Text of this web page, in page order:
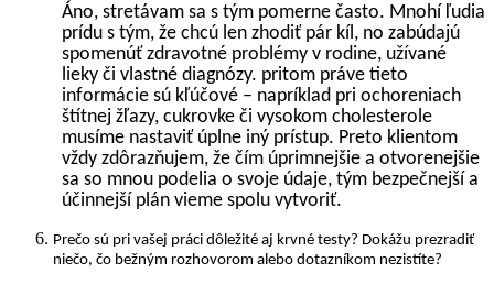
Áno, stretávam sa s tým pomerne často. Mnohí ľudia
prídu s tým, že chcú len zhodiť pár kíl, no zabúdajú
spomenúť zdravotné problémy v rodine, užívané
lieky či vlastné diagnózy. pritom práve tieto
informácie sú kľúčové – napríklad pri ochoreniach
štítnej žľazy, cukrovke či vysokom cholesterole
musíme nastaviť úplne iný prístup. Preto klientom
vždy zdôrazňujem, že čím úprimnejšie a otvorenejšie
sa so mnou podelia o svoje údaje, tým bezpečnejší a
účinnejší plán vieme spolu vytvoriť.
Prečo sú pri vašej práci dôležité aj krvné testy? Dokážu prezradiť
niečo, čo bežným rozhovorom alebo dotazníkom nezistíte?